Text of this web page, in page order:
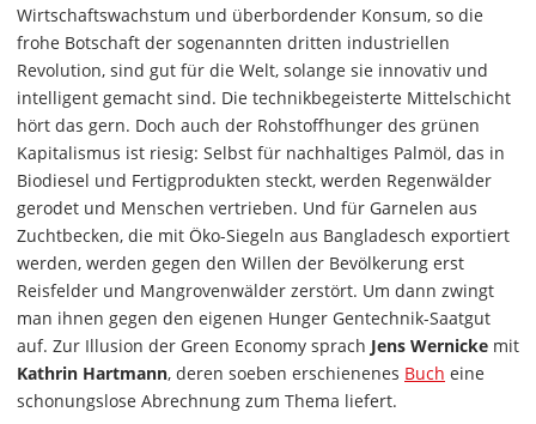
Wirtschaftswachstum und überbordender Konsum, so die
frohe Botschaft der sogenannten dritten industriellen
Revolution, sind gut für die Welt, solange sie innovativ und
intelligent gemacht sind. Die technikbegeisterte Mittelschicht
hört das gern. Doch auch der Rohstoffhunger des grünen
Kapitalismus ist riesig: Selbst für nachhaltiges Palmöl, das in
Biodiesel und Fertigprodukten steckt, werden Regenwälder
gerodet und Menschen vertrieben. Und für Garnelen aus
Zuchtbecken, die mit Öko-Siegeln aus Bangladesch exportiert
werden, werden gegen den Willen der Bevölkerung erst
Reisfelder und Mangrovenwälder zerstört. Um dann zwingt
man ihnen gegen den eigenen Hunger Gentechnik-Saatgut
auf. Zur Illusion der Green Economy sprach Jens Wernicke mit
Kathrin Hartmann, deren soeben erschienenes Buch eine
schonungslose Abrechnung zum Thema liefert.